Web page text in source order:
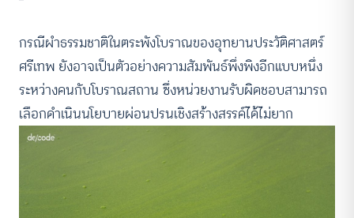
กรณีผำธรรมชาติในตระพังโบราณของอุทยานประวัติศาสตร์
ศรีเทพ ยังอาจเป็นตัวอย่างความสัมพันธ์พึ่งพิงอีกแบบหนึ่ง
ระหว่างคนกับโบราณสถาน ซึ่งหน่วยงานรับผิดชอบสามารถ
เลือกดำเนินนโยบายผ่อนปรนเชิงสร้างสรรค์ได้ไม่ยาก